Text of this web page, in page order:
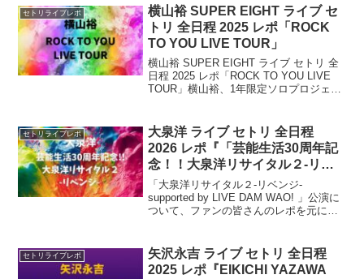
有明でライブを開催。ホールのこけら落
とし公演。
セトリライブレポ
横山裕 SUPER EIGHT ライブ セ
トリ 全日程 2025 レポ「ROCK
TO YOU LIVE TOUR」
横山裕 SUPER EIGHT ライブ セトリ 全
日程 2025 レポ「ROCK TO YOU LIVE
TOUR」横山裕、1年限定ソロプロジェク
月9日...
セトリライブレポ
大泉洋 ライブ セトリ 全日程
2026 レポ『「芸能生活30周年記
念！！大泉洋リサイタル２-リベ
ンジ- supported by LIVE DAM
WAO!」』
「大泉洋リサイタル２-リベンジ-
supported by LIVE DAM WAO! 」公演に
ついて、ファンの皆さんのレポを元に、
6月に全国3都市で開催するリサイタルツ
アー決定。
セトリライブレポ
矢沢永吉 ライブ セトリ 全日程
2025 レポ『EIKICHI YAZAWA